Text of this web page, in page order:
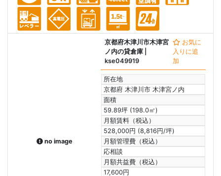
no image
京都府木津川市木津宮
ノ内の貸倉庫
kse049919
お気に
入りに追
加
所在地
京都府 木津川市 木津宮ノ内
面積
59.89坪 (198.0㎡)
月額賃料（税込）
528,000円 (8,816円/坪)
月額管理費（税込）
応相談
月額共益費（税込）
17,600円